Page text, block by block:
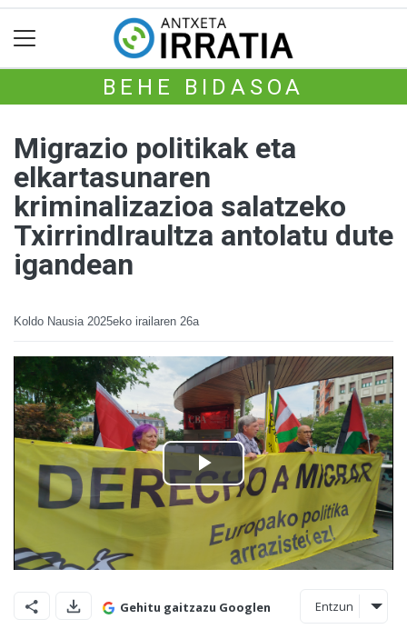
BEHE BIDASOA
Migrazio politikak eta
elkartasunaren
kriminalizazioa salatzeko
TxirrindIraultza antolatu dute
igandean
Koldo Nausia 2025eko irailaren 26a
Gehitu gaitzazu Googlen Entzun